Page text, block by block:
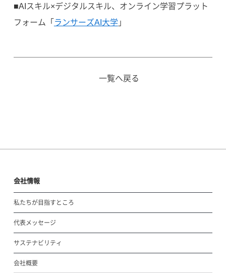
■AIスキル×デジタルスキル、オンライン学習プラット
フォーム「 ランサーズAI大学 」
一覧へ戻る
会社情報
私たちが目指すところ
代表メッセージ
サステナビリティ
会社概要